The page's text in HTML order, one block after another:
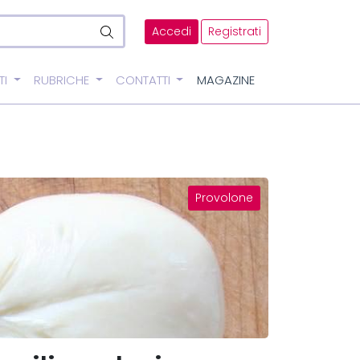
Accedi Registrati
RUBRICHE CONTATTI MAGAZINE
Provolone